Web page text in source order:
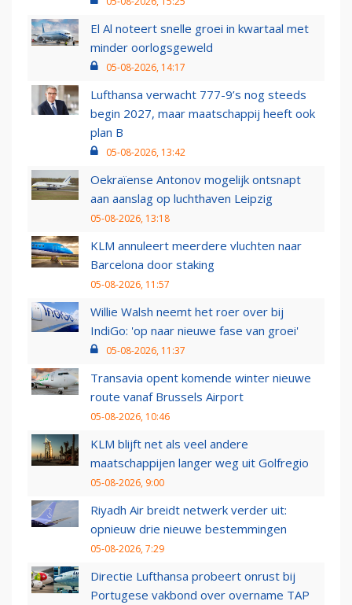
El Al noteert snelle groei in kwartaal met
minder oorlogsgeweld
05-08-2026, 14:17
Lufthansa verwacht 777-9’s nog steeds
begin 2027, maar maatschappij heeft ook
plan B
05-08-2026, 13:42
Oekraïense Antonov mogelijk ontsnapt
aan aanslag op luchthaven Leipzig
05-08-2026, 13:18
KLM annuleert meerdere vluchten naar
Barcelona door staking
05-08-2026, 11:57
Willie Walsh neemt het roer over bij
IndiGo: 'op naar nieuwe fase van groei'
05-08-2026, 11:37
Transavia opent komende winter nieuwe
route vanaf Brussels Airport
05-08-2026, 10:46
KLM blijft net als veel andere
maatschappijen langer weg uit Golfregio
05-08-2026, 9:00
Riyadh Air breidt netwerk verder uit:
opnieuw drie nieuwe bestemmingen
05-08-2026, 7:29
Directie Lufthansa probeert onrust bij
Portugese vakbond over overname TAP